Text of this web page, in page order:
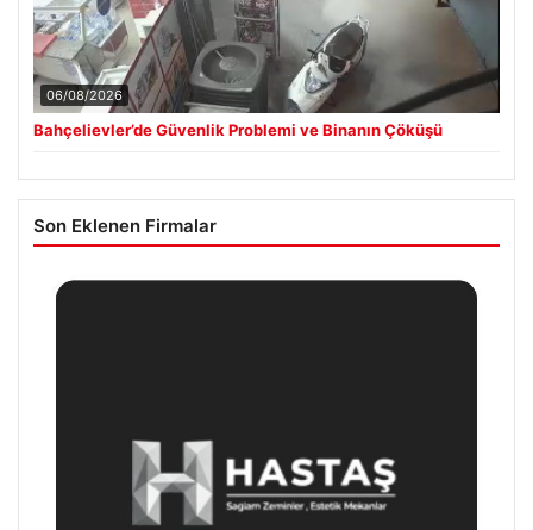
06/08/2026
Bahçelievler’de Güvenlik Problemi ve Binanın Çöküşü
Son Eklenen Firmalar